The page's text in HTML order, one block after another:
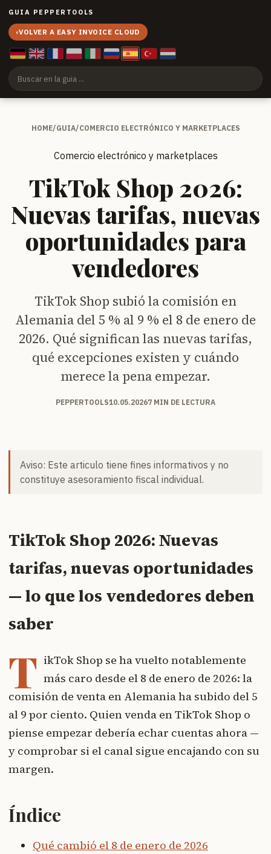
GUIA PEPPERTOOLS
‹VOLVER A EASY INVOICE CLOUD
HOME/GUIA/COMERCIO ELECTRÓNICO Y MARKETPLACES
Comercio electrónico y marketplaces
TikTok Shop 2026:
Nuevas tarifas, nuevas
oportunidades para
vendedores
TikTok Shop subió la comisión en
Alemania del 5 % al 9 % el 8 de enero de
2026. Qué significan las nuevas tarifas,
qué excepciones existen y cuándo
merece la pena empezar.
PEPPERTOOLS10.05.20267 MIN DE LECTURA
Aviso: Este articulo tiene fines informativos y no
constituye asesoramiento fiscal individual.
TikTok Shop 2026: Nuevas
tarifas, nuevas oportunidades
— lo que los vendedores deben
saber
T ikTok Shop se ha vuelto notablemente
más caro desde el 8 de enero de 2026: la
comisión de venta en Alemania ha subido del 5
al 9 por ciento. Quien venda en TikTok Shop o
piense empezar debería echar cuentas ahora —
y comprobar si el canal sigue encajando con su
margen.
Índice
Qué cambió el 8 de enero de 2026